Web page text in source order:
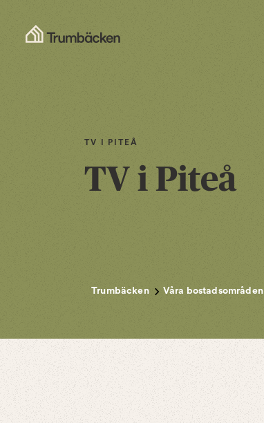
TV I PITEÅ
TV i Piteå
Trumbäcken Våra bostadsområden